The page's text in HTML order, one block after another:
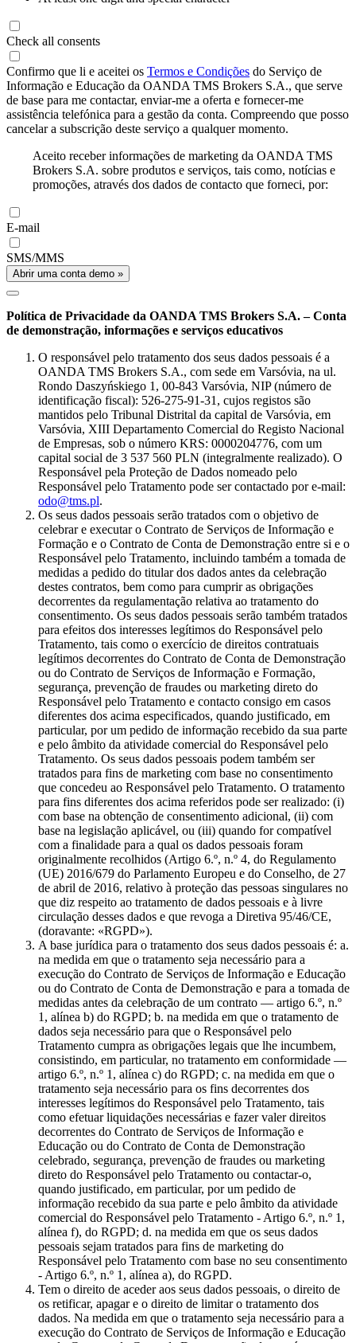
Check all consents
Confirmo que li e aceitei os Termos e Condições do Serviço de
Informação e Educação da OANDA TMS Brokers S.A., que serve
de base para me contactar, enviar-me a oferta e fornecer-me
assistência telefónica para a gestão da conta. Compreendo que posso
cancelar a subscrição deste serviço a qualquer momento.
Aceito receber informações de marketing da OANDA TMS
Brokers S.A. sobre produtos e serviços, tais como, notícias e
promoções, através dos dados de contacto que forneci, por:
E-mail
SMS/MMS
Abrir uma conta demo »
Política de Privacidade da OANDA TMS Brokers S.A. – Conta
de demonstração, informações e serviços educativos
O responsável pelo tratamento dos seus dados pessoais é a
OANDA TMS Brokers S.A., com sede em Varsóvia, na ul.
Rondo Daszyńskiego 1, 00-843 Varsóvia, NIP (número de
identificação fiscal): 526-275-91-31, cujos registos são
mantidos pelo Tribunal Distrital da capital de Varsóvia, em
Varsóvia, XIII Departamento Comercial do Registo Nacional
de Empresas, sob o número KRS: 0000204776, com um
capital social de 3 537 560 PLN (integralmente realizado). O
Responsável pela Proteção de Dados nomeado pelo
Responsável pelo Tratamento pode ser contactado por e-mail:
odo@tms.pl.
Os seus dados pessoais serão tratados com o objetivo de
celebrar e executar o Contrato de Serviços de Informação e
Formação e o Contrato de Conta de Demonstração entre si e o
Responsável pelo Tratamento, incluindo também a tomada de
medidas a pedido do titular dos dados antes da celebração
destes contratos, bem como para cumprir as obrigações
decorrentes da regulamentação relativa ao tratamento do
consentimento. Os seus dados pessoais serão também tratados
para efeitos dos interesses legítimos do Responsável pelo
Tratamento, tais como o exercício de direitos contratuais
legítimos decorrentes do Contrato de Conta de Demonstração
ou do Contrato de Serviços de Informação e Formação,
segurança, prevenção de fraudes ou marketing direto do
Responsável pelo Tratamento e contacto consigo em casos
diferentes dos acima especificados, quando justificado, em
particular, por um pedido de informação recebido da sua parte
e pelo âmbito da atividade comercial do Responsável pelo
Tratamento. Os seus dados pessoais podem também ser
tratados para fins de marketing com base no consentimento
que concedeu ao Responsável pelo Tratamento. O tratamento
para fins diferentes dos acima referidos pode ser realizado: (i)
com base na obtenção de consentimento adicional, (ii) com
base na legislação aplicável, ou (iii) quando for compatível
com a finalidade para a qual os dados pessoais foram
originalmente recolhidos (Artigo 6.º, n.º 4, do Regulamento
(UE) 2016/679 do Parlamento Europeu e do Conselho, de 27
de abril de 2016, relativo à proteção das pessoas singulares no
que diz respeito ao tratamento de dados pessoais e à livre
circulação desses dados e que revoga a Diretiva 95/46/CE,
(doravante: «RGPD»).
A base jurídica para o tratamento dos seus dados pessoais é: a.
na medida em que o tratamento seja necessário para a
execução do Contrato de Serviços de Informação e Educação
ou do Contrato de Conta de Demonstração e para a tomada de
medidas antes da celebração de um contrato — artigo 6.º, n.º
1, alínea b) do RGPD; b. na medida em que o tratamento de
dados seja necessário para que o Responsável pelo
Tratamento cumpra as obrigações legais que lhe incumbem,
consistindo, em particular, no tratamento em conformidade —
artigo 6.º, n.º 1, alínea c) do RGPD; c. na medida em que o
tratamento seja necessário para os fins decorrentes dos
interesses legítimos do Responsável pelo Tratamento, tais
como efetuar liquidações necessárias e fazer valer direitos
decorrentes do Contrato de Serviços de Informação e
Educação ou do Contrato de Conta de Demonstração
celebrado, segurança, prevenção de fraudes ou marketing
direto do Responsável pelo Tratamento ou contactar-o,
quando justificado, em particular, por um pedido de
informação recebido da sua parte e pelo âmbito da atividade
comercial do Responsável pelo Tratamento - Artigo 6.º, n.º 1,
alínea f), do RGPD; d. na medida em que os seus dados
pessoais sejam tratados para fins de marketing do
Responsável pelo Tratamento com base no seu consentimento
- Artigo 6.º, n.º 1, alínea a), do RGPD.
Tem o direito de aceder aos seus dados pessoais, o direito de
os retificar, apagar e o direito de limitar o tratamento dos
dados. Na medida em que o tratamento seja necessário para a
execução do Contrato de Serviços de Informação e Educação